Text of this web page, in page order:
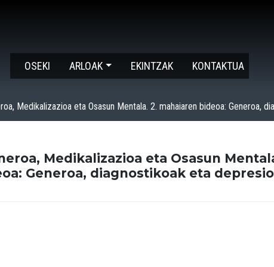
OSEKI ARLOAK EKINTZAK KONTAKTUA
Medikalizazioa eta Osasun Mentala. 2. mahaiaren bideoa: Generoa,
Medikalizazioa eta Osasun
Generoa, diagnostikoak eta